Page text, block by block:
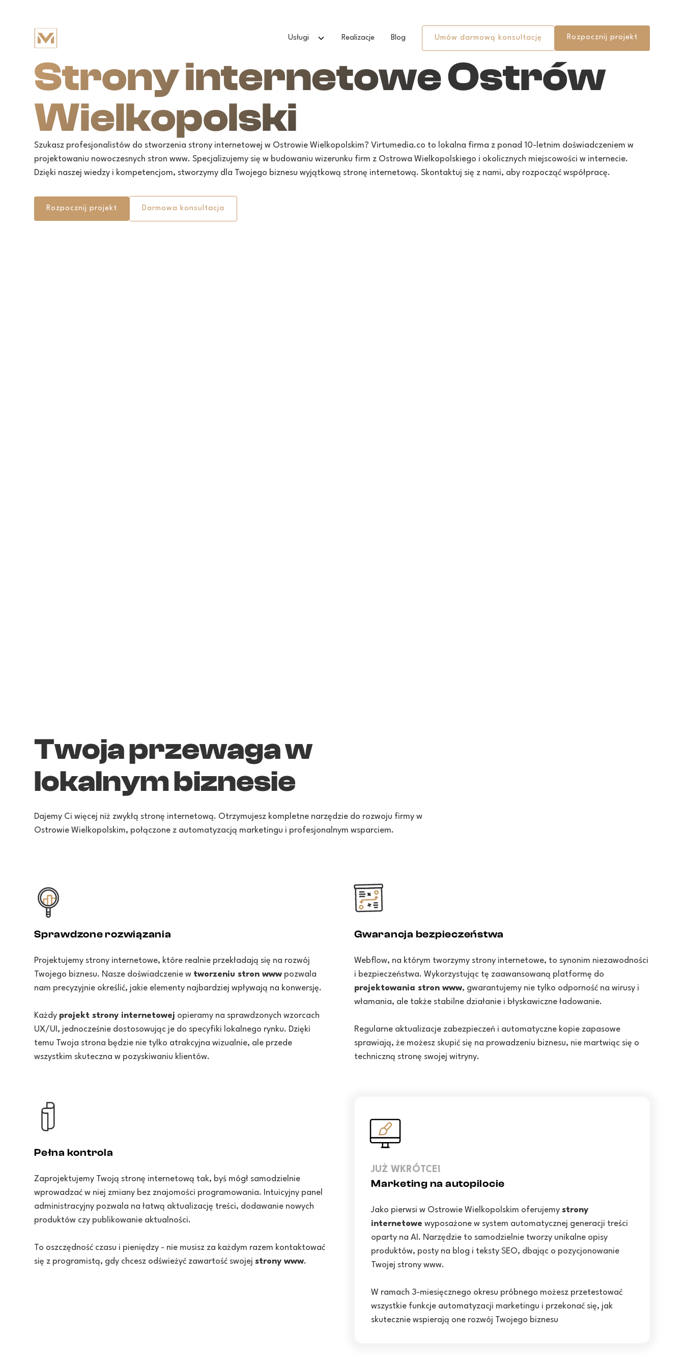
Usługi Realizacje Blog Umów darmową konsultację Rozpocznij projekt
Strony internetowe Ostrów
Wielkopolski
Szukasz profesjonalistów do stworzenia strony internetowej w Ostrowie Wielkopolskim? Virtumedia.co to lokalna firma z ponad 10-letnim doświadczeniem w
projektowaniu nowoczesnych stron www. Specjalizujemy się w budowaniu wizerunku firm z Ostrowa Wielkopolskiego i okolicznych miejscowości w internecie.
Dzięki naszej wiedzy i kompetencjom, stworzymy dla Twojego biznesu wyjątkową stronę internetową. Skontaktuj się z nami, aby rozpocząć współpracę.
Rozpocznij projekt Darmowa konsultacja
Twoja przewaga w
lokalnym biznesie
Dajemy Ci więcej niż zwykłą stronę internetową. Otrzymujesz kompletne narzędzie do rozwoju firmy w
Ostrowie Wielkopolskim, połączone z automatyzacją marketingu i profesjonalnym wsparciem.
Sprawdzone rozwiązania
Projektujemy strony internetowe, które realnie przekładają się na rozwój
Twojego biznesu. Nasze doświadczenie w tworzeniu stron www pozwala
nam precyzyjnie określić, jakie elementy najbardziej wpływają na konwersję.
Każdy projekt strony internetowej opieramy na sprawdzonych wzorcach
UX/UI, jednocześnie dostosowując je do specyfiki lokalnego rynku. Dzięki
temu Twoja strona będzie nie tylko atrakcyjna wizualnie, ale przede
wszystkim skuteczna w pozyskiwaniu klientów.
Gwarancja bezpieczeństwa
Webflow, na którym tworzymy strony internetowe, to synonim niezawodności
i bezpieczeństwa. Wykorzystując tę zaawansowaną platformę do
projektowania stron www, gwarantujemy nie tylko odporność na wirusy i
włamania, ale także stabilne działanie i błyskawiczne ładowanie.
Regularne aktualizacje zabezpieczeń i automatyczne kopie zapasowe
sprawiają, że możesz skupić się na prowadzeniu biznesu, nie martwiąc się o
techniczną stronę swojej witryny.
Pełna kontrola
Zaprojektujemy Twoją stronę internetową tak, byś mógł samodzielnie
wprowadzać w niej zmiany bez znajomości programowania. Intuicyjny panel
administracyjny pozwala na łatwą aktualizację treści, dodawanie nowych
produktów czy publikowanie aktualności.
To oszczędność czasu i pieniędzy - nie musisz za każdym razem kontaktować
się z programistą, gdy chcesz odświeżyć zawartość swojejstrony www.
JUŻ WKRÓTCE!
Marketing na autopilocie
Jako pierwsi w Ostrowie Wielkopolskim oferujemy strony
internetowe wyposażone w system automatycznej generacji treści
oparty na AI. Narzędzie to samodzielnie tworzy unikalne opisy
produktów, posty na blog i teksty SEO, dbając o pozycjonowanie
Twojej strony www.
W ramach 3-miesięcznego okresu próbnego możesz przetestować
wszystkie funkcje automatyzacji marketingu i przekonać się, jak
skutecznie wspierają one rozwój Twojego biznesu